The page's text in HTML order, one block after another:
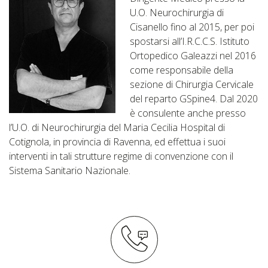
U.O. Neurochirurgia di
Cisanello fino al 2015, per poi
spostarsi all’I.R.C.C.S. Istituto
Ortopedico Galeazzi nel 2016
come responsabile della
sezione di Chirurgia Cervicale
del reparto GSpine4. Dal 2020
è consulente anche presso
l’U.O. di Neurochirurgia del Maria Cecilia Hospital di
Cotignola, in provincia di Ravenna, ed effettua i suoi
interventi in tali strutture regime di convenzione con il
Sistema Sanitario Nazionale.